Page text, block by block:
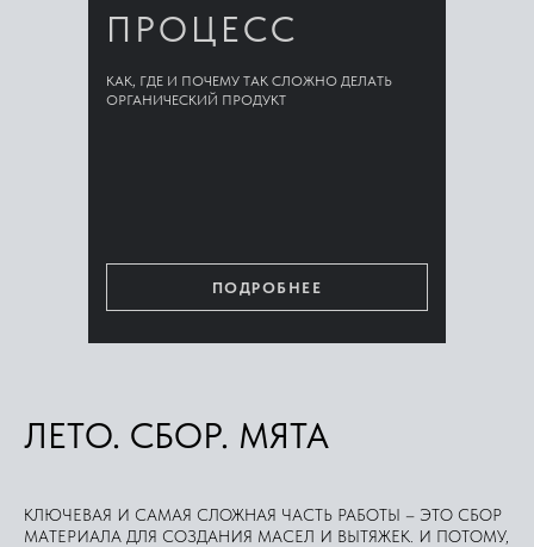
КАК, ГДЕ И ПОЧЕМУ ТАК СЛОЖНО ДЕЛАТЬ
ОРГАНИЧЕСКИЙ ПРОДУКТ
ПРОЦЕСС
ПОДРОБНЕЕ
ЛЕТО. СБОР. МЯТА
КЛЮЧЕВАЯ И САМАЯ СЛОЖНАЯ ЧАСТЬ РАБОТЫ – ЭТО СБОР
МАТЕРИАЛА ДЛЯ СОЗДАНИЯ МАСЕЛ И ВЫТЯЖЕК. И ПОТОМУ,